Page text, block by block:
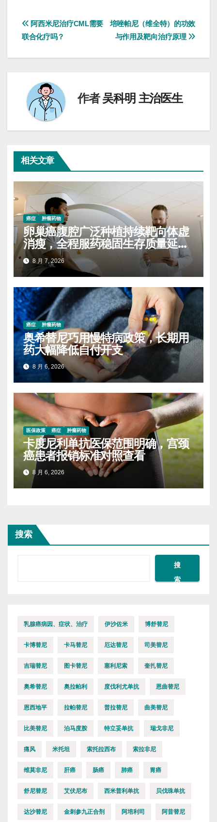
文
章
航
培唑帕尼（维全特）的功效
与作用及靶向治疗原理
阿西米尼治疗CML需要
联合化疗吗？
作者吴科明 主治医生
相关文章
癌症 肿瘤药物
卵巢癌腹腔广泛种植持续靶向体虚
消瘦，全程服药稳固生存质量延缓
进展
8 月 7, 2026
癌症 肿瘤药物
奥希替尼巧用慢特病政策，长期用
药大幅降低自付开支
8 月 6, 2026
医保政策 癌症 肿瘤药物
卡度尼利单抗医保范围明确，宫颈
癌患者报销标准对照查看
8 月 6, 2026
搜索
搜
索
乳腺癌病因、症状、治疗 伊沙佐米 博舒替尼
卡博替尼 卡马替尼 厄达替尼 司美替尼
吉瑞替尼 图卡替尼 塞利尼索 奎扎替尼
奥希替尼 奥拉帕利 度伐利尤单抗 恩曲替尼
恩西地平 拉帕替尼 普拉替尼 曲美替尼
比美替尼 泊马度胺 特立妥单抗 瑞戈非尼
痛风 米托坦 索托拉西布 索拉非尼
维莫非尼 肝癌 肠癌 肺癌 胃癌
舒尼替尼 艾伏尼布 西米普利单抗 贝伐珠单抗
达沙替尼 金刺参九正合剂 阿培利司 阿昔替尼